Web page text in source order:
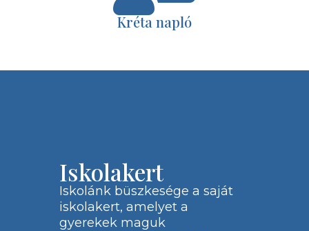
Kréta napló
Iskolakert
Iskolánk büszkesége a saját
iskolakert, amelyet a
gyerekek maguk